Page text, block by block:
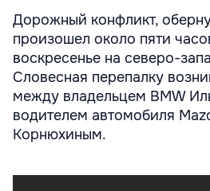
Дорожный конфликт,
произошел около пяти
воскресенье на северо-
Словесная перепалку
между владельцем BMW
водителем автомобиля
Корнюхиным.